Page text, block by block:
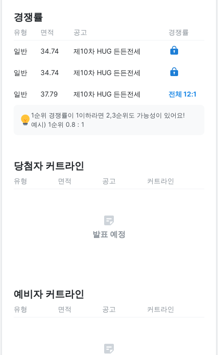
경쟁률
유형 면적 공고 경쟁률
일반 34.74 제10차 HUG 든든전세
일반 34.74 제10차 HUG 든든전세
일반 37.79 제10차 HUG 든든전세 전체 12:1
1순위 경쟁률이 1이하라면 2,3순위도 가능성이 있어요!
예시) 1순위 0.8 : 1
당첨자 커트라인
유형 면적 공고 커트라인
발표 예정
예비자 커트라인
유형 면적 공고 커트라인